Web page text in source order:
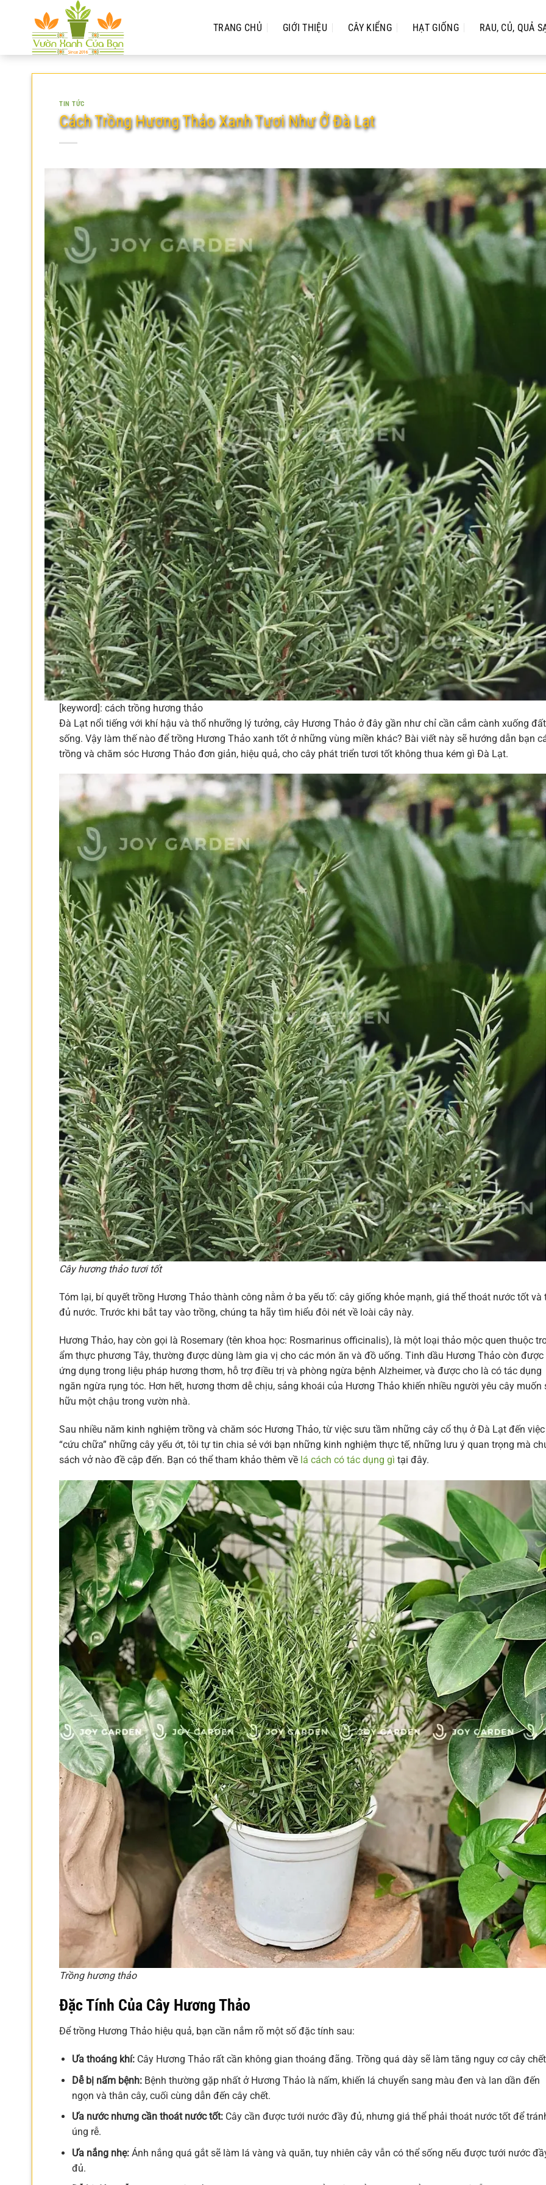
dung
TRANG CHỦ GIỚI THIỆU CÂY KIỂNG HẠT GIỐNG RAU, CỦ, QUẢ
TIN TỨC
Cách Trồng Hương Thảo Xanh Tươi Như Ở Đà Lạt
[keyword]: cách trồng hương thảo
Đà Lạt nổi tiếng với khí hậu và thổ nhưỡng lý tưởng, cây Hương Thảo ở đây gần như chỉ cần cắm cành xuống
sống. Vậy làm thế nào để trồng Hương Thảo xanh tốt ở những vùng miền khác? Bài viết này sẽ hướng dẫn bạn
trồng và chăm sóc Hương Thảo đơn giản, hiệu quả, cho cây phát triển tươi tốt không thua kém gì Đà Lạt.
Cây hương thảo tươi tốt
Tóm lại, bí quyết trồng Hương Thảo thành công nằm ở ba yếu tố: cây giống khỏe mạnh, giá thể thoát nước tốt và
đủ nước. Trước khi bắt tay vào trồng, chúng ta hãy tìm hiểu đôi nét về loài cây này.
Hương Thảo, hay còn gọi là Rosemary (tên khoa học: Rosmarinus officinalis), là một loại thảo mộc quen thuộc
ẩm thực phương Tây, thường được dùng làm gia vị cho các món ăn và đồ uống. Tinh dầu Hương Thảo còn được
ứng dụng trong liệu pháp hương thơm, hỗ trợ điều trị và phòng ngừa bệnh Alzheimer, và được cho là có tác dụng
ngăn ngừa rụng tóc. Hơn hết, hương thơm dễ chịu, sảng khoái của Hương Thảo khiến nhiều người yêu cây muốn
hữu một chậu trong vườn nhà.
Sau nhiều năm kinh nghiệm trồng và chăm sóc Hương Thảo, từ việc sưu tầm những cây cổ thụ ở Đà Lạt đến việc
“cứu chữa” những cây yếu ớt, tôi tự tin chia sẻ với bạn những kinh nghiệm thực tế, những lưu ý quan trọng mà
sách vở nào đề cập đến. Bạn có thể tham khảo thêm về lá cách có tác dụng gì tại đây.
Trồng hương thảo
Đặc Tính Của Cây Hương Thảo
Để trồng Hương Thảo hiệu quả, bạn cần nắm rõ một số đặc tính sau:
Ưa thoáng khí:Cây Hương Thảo rất cần không gian thoáng đãng. Trồng quá dày sẽ làm tăng nguy cơ cây
Dễ bị nấm bệnh:Bệnh thường gặp nhất ở Hương Thảo là nấm, khiến lá chuyển sang màu đen và lan dần đến
ngọn và thân cây, cuối cùng dẫn đến cây chết.
Ưa nước nhưng cần thoát nước tốt:Cây cần được tưới nước đầy đủ, nhưng giá thể phải thoát nước tốt để
úng rễ.
Ưa nắng nhẹ:Ánh nắng quá gắt sẽ làm lá vàng và quăn, tuy nhiên cây vẫn có thể sống nếu được tưới nước
đủ.